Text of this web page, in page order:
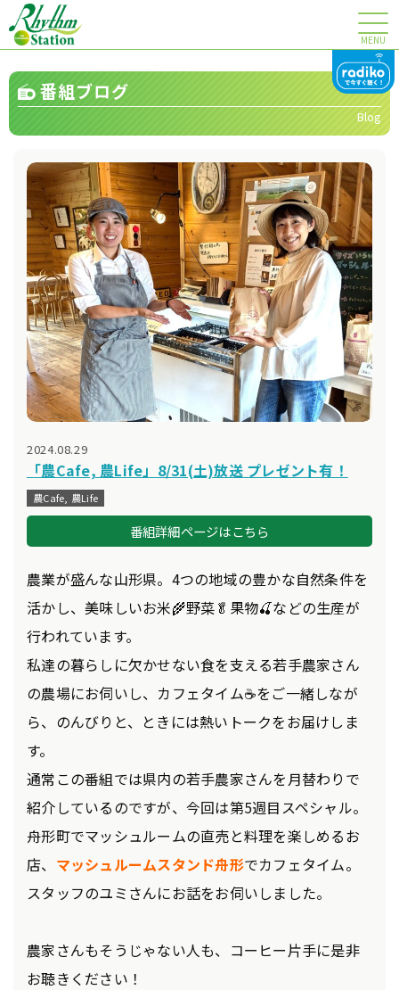
MENU
番組ブログ
Blog
2024.08.29
「農Cafe, 農Life」8/31(土)放送 プレゼント有！
農Cafe, 農Life
番組詳細ページはこちら
農業が盛んな山形県。4つの地域の豊かな自然条件を
活かし、美味しいお米🌾野菜🥬果物🍒などの生産が
行われています。
私達の暮らしに欠かせない食を支える若手農家さん
の農場にお伺いし、カフェタイム☕をご一緒しなが
ら、のんびりと、ときには熱いトークをお届けしま
す。
通常この番組では県内の若手農家さんを月替わりで
紹介しているのですが、今回は第5週目スペシャル。
舟形町でマッシュルームの直売と料理を楽しめるお
店、 マッシュルームスタンド舟形でカフェタイム。
スタッフのユミさんにお話をお伺いしました。
農家さんもそうじゃない人も、コーヒー片手に是非
お聴きください！